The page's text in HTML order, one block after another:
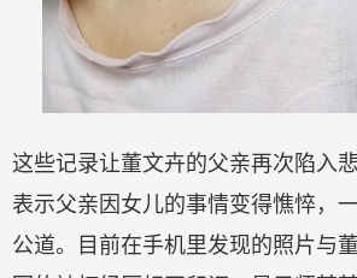
这些记录让董文卉的父亲再次陷入
表示父亲因女儿的事情变得憔悴，
公道。目前在手机里发现的照片与